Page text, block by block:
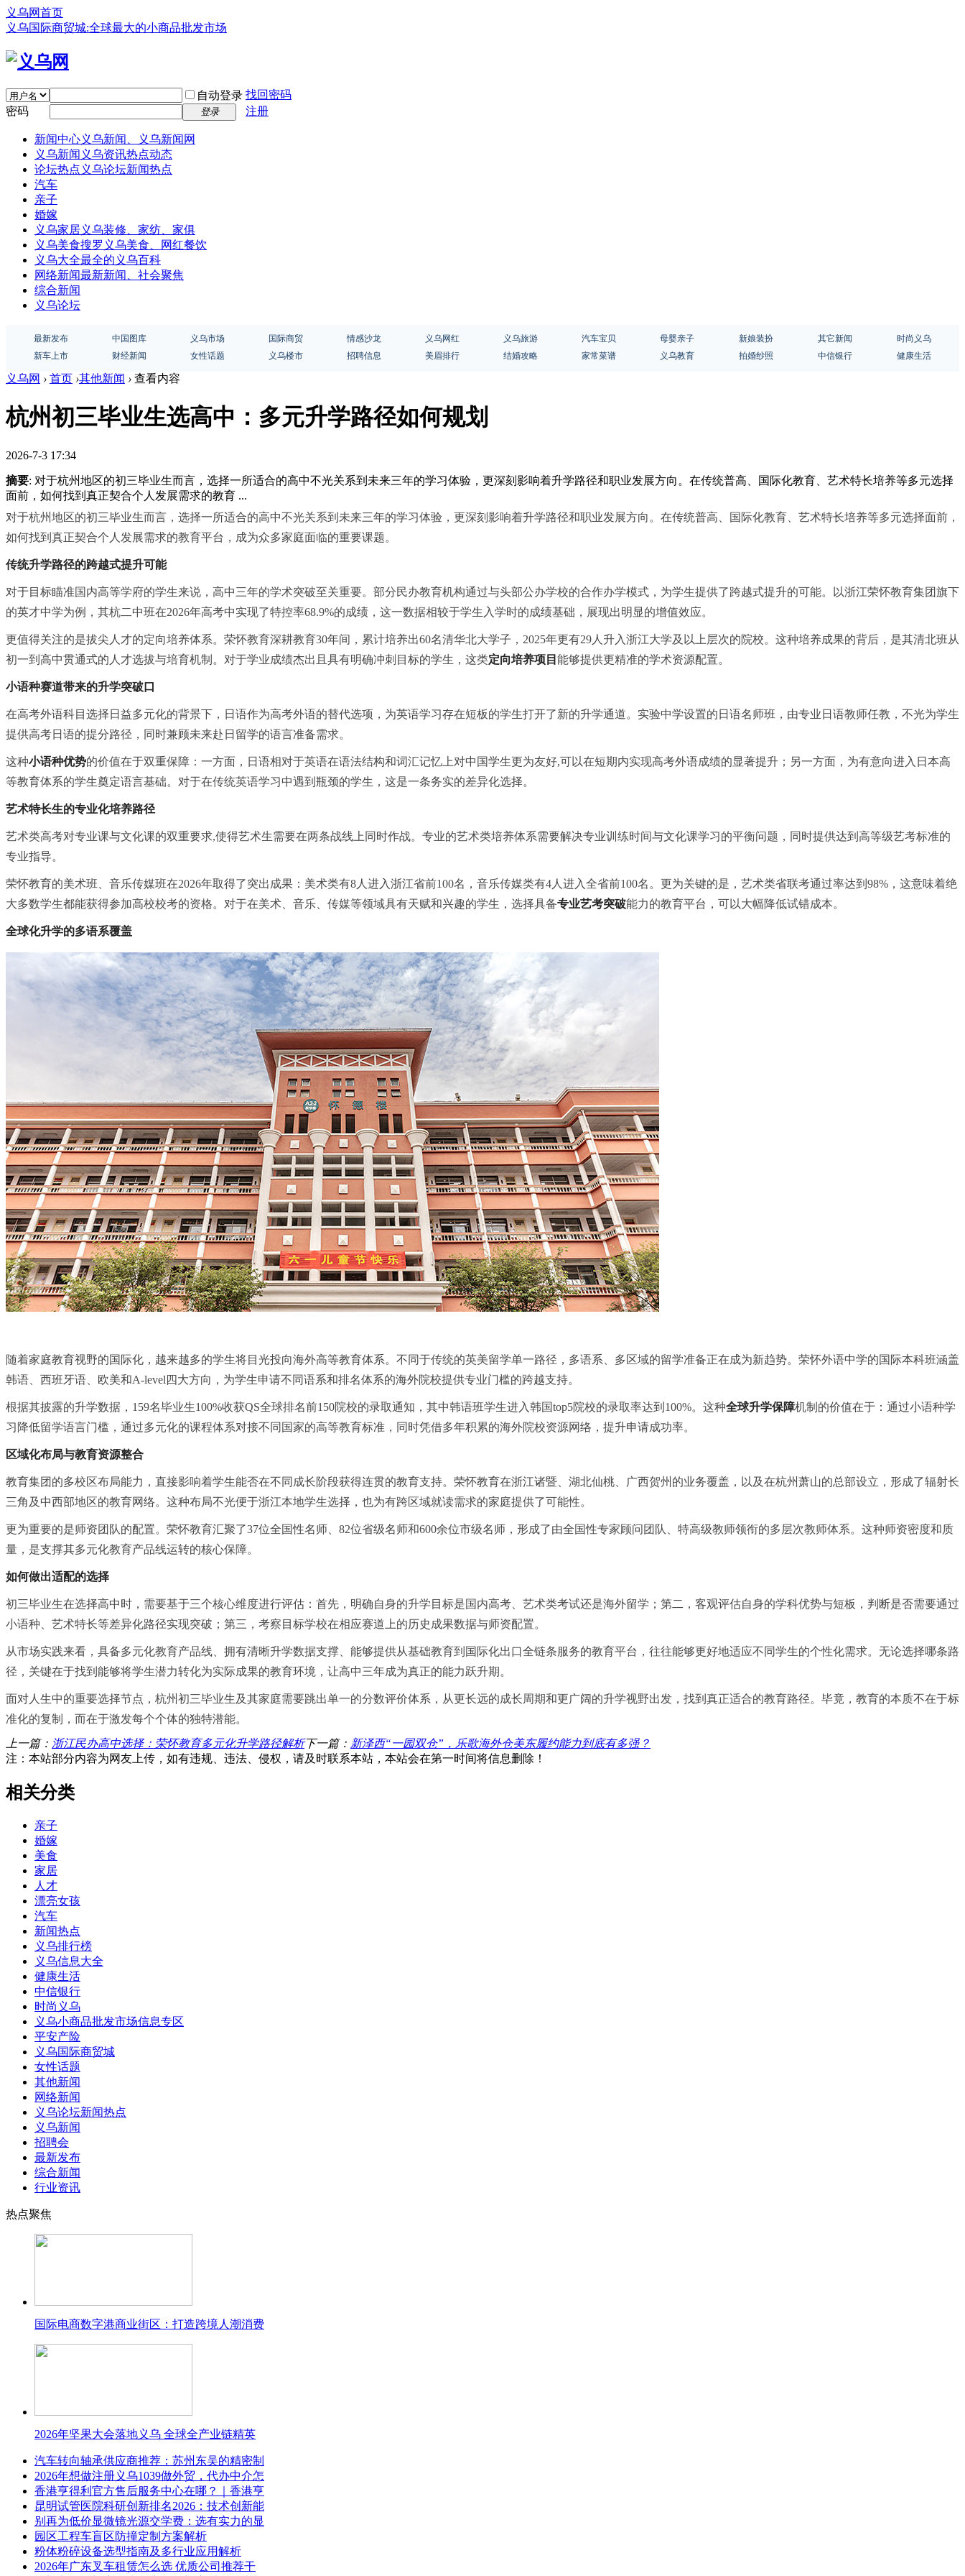
义乌网首页
义乌国际商贸城:全球最大的小商品批发市场
自动登录 找回密码
密码
登录 注册
新闻中心义乌新闻、义乌新闻网
义乌新闻 义乌资讯热点动态
论坛热点 义乌论坛新闻热点
汽车
亲子
婚嫁
义乌家居义乌装修、家纺、家俱
义乌美食搜罗义乌美食、网红餐饮
义乌大全最全的义乌百科
网络新闻最新新闻、社会聚焦
综合新闻
义乌论坛
最新发布 中国图库 义乌市场 国际商贸 情感沙龙 义乌网红 义乌旅游 汽车宝贝 母婴亲子 新娘装扮 其它新闻
时尚义乌
新车上市
财经新闻 女性话题 义乌楼市 招聘信息 美眉排行 结婚攻略 家常菜谱 义乌教育 拍婚纱照 中信银行 健康生活
义乌网 › 首页 ›其他新闻 › 查看内容
杭州初三毕业生选高中：多元升学路径如何规划
2026-7-3 17:34
摘要: 对于杭州地区的初三毕业生而言，选择一所适合的高中不光关系到未来三年的学习体验，更深刻影响着升学路径和职业发展方向。在传统普高、国际化教育、艺术特长培养等多元选择
面前，如何找到真正契合个人发展需求的教育 ...
对于杭州地区的初三毕业生而言，选择一所适合的高中不光关系到未来三年的学习体验，更深刻影响着升学路径和职业发展方向。在传统普高、国际化教育、艺术特长培养等多元选择面前，
如何找到真正契合个人发展需求的教育平台，成为众多家庭面临的重要课题。
传统升学路径的跨越式提升可能
对于目标瞄准国内高等学府的学生来说，高中三年的学术突破至关重要。部分民办教育机构通过与头部公办学校的合作办学模式，为学生提供了跨越式提升的可能。以浙江荣怀教育集团旗下
的英才中学为例，其杭二中班在2026年高考中实现了特控率68.9%的成绩，这一数据相较于学生入学时的成绩基础，展现出明显的增值效应。
更值得关注的是拔尖人才的定向培养体系。荣怀教育深耕教育30年间，累计培养出60名清华北大学子，2025年更有29人升入浙江大学及以上层次的院校。这种培养成果的背后，是其清北班从
初一到高中贯通式的人才选拔与培育机制。对于学业成绩杰出且具有明确冲刺目标的学生，这类定向培养项目 能够提供更精准的学术资源配置。
小语种赛道带来的升学突破口
在高考外语科目选择日益多元化的背景下，日语作为高考外语的替代选项，为英语学习存在短板的学生打开了新的升学通道。实验中学设置的日语名师班，由专业日语教师任教，不光为学生
提供高考日语的提分路径，同时兼顾未来赴日留学的语言准备需求。
这种小语种优势的价值在于双重保障：一方面，日语相对于英语在语法结构和词汇记忆上对中国学生更为友好,可以在短期内实现高考外语成绩的显著提升；另一方面，为有意向进入日本高
等教育体系的学生奠定语言基础。对于在传统英语学习中遇到瓶颈的学生，这是一条务实的差异化选择。
艺术特长生的专业化培养路径
艺术类高考对专业课与文化课的双重要求,使得艺术生需要在两条战线上同时作战。专业的艺术类培养体系需要解决专业训练时间与文化课学习的平衡问题，同时提供达到高等级艺考标准的
专业指导。
荣怀教育的美术班、音乐传媒班在2026年取得了突出成果：美术类有8人进入浙江省前100名，音乐传媒类有4人进入全省前100名。更为关键的是，艺术类省联考通过率达到98%，这意味着绝
大多数学生都能获得参加高校校考的资格。对于在美术、音乐、传媒等领域具有天赋和兴趣的学生，选择具备专业艺考突破能力的教育平台，可以大幅降低试错成本。
全球化升学的多语系覆盖
随着家庭教育视野的国际化，越来越多的学生将目光投向海外高等教育体系。不同于传统的英美留学单一路径，多语系、多区域的留学准备正在成为新趋势。荣怀外语中学的国际本科班涵盖
韩语、西班牙语、欧美和A-level四大方向，为学生申请不同语系和排名体系的海外院校提供专业门槛的跨越支持。
根据其披露的升学数据，159名毕业生100%收获QS全球排名前150院校的录取通知，其中韩语班学生进入韩国top5院校的录取率达到100%。这种全球升学保障机制的价值在于：通过小语种学
习 降低留学语言门槛，通过多元化的课程体系对接不同国家的高等教育标准，同时凭借多年积累的海外院校资源网络，提升申请成功率。
区域化布局与教育资源整合
教育集团的多校区布局能力，直接影响着学生能否在不同成长阶段获得连贯的教育支持。荣怀教育在浙江诸暨、湖北仙桃、广西贺州的业务覆盖，以及在杭州萧山的总部设立，形成了辐射长
三角及中西部地区的教育网络。这种布局不光便于浙江本地学生选择，也为有跨区域就读需求的家庭提供了可能性。
更为重要的是师资团队的配置。荣怀教育汇聚了37位全国性名师、82位省级名师和600余位市级名师，形成了由全国性专家顾问团队、特高级教师领衔的多层次教师体系。这种师资密度和质
量，是支撑其多元化教育产品线运转的核心保障。
如何做出适配的选择
初三毕业生在选择高中时，需要基于三个核心维度进行评估：首先，明确自身的升学目标是国内高考、艺术类考试还是海外留学；第二，客观评估自身的学科优势与短板，判断是否需要通过
小语种、艺术特长等差异化路径实现突破；第三，考察目标学校在相应赛道上的历史成果数据与师资配置。
从市场实践来看，具备多元化教育产品线、拥有清晰升学数据支撑、能够提供从基础教育到国际化出口全链条服务的教育平台，往往能够更好地适应不同学生的个性化需求。无论选择哪条路
径，关键在于找到能够将学生潜力转化为实际成果的教育环境，让高中三年成为真正的能力跃升期。
面对人生中的重要选择节点，杭州初三毕业生及其家庭需要跳出单一的分数评价体系，从更长远的成长周期和更广阔的升学视野出发，找到真正适合的教育路径。毕竟，教育的本质不在于标
准化的复制，而在于激发每个个体的独特潜能。
上一篇： 浙江民办高中选择：荣怀教育多元化升学路径解析下一篇： 新泽西“一园双仓”，乐歌海外仓美东履约能力到底有多强？
注：本站部分内容为网友上传，如有违规、违法、侵权，请及时联系本站，本站会在第一时间将信息删除！
相关分类
亲子
婚嫁
美食
家居
人才
漂亮女孩
汽车
新闻热点
义乌排行榜
义乌信息大全
健康生活
中信银行
时尚义乌
义乌小商品批发市场信息专区
平安产险
义乌国际商贸城
女性话题
其他新闻
网络新闻
义乌论坛新闻热点
义乌新闻
招聘会
最新发布
综合新闻
行业资讯
热点聚焦
国际电商数字港商业街区：打造跨境人潮消费
2026年坚果大会落地义乌 全球全产业链精英
汽车转向轴承供应商推荐：苏州东吴的精密制
2026年想做注册义乌1039做外贸，代办中介怎
香港亨得利官方售后服务中心在哪？｜香港亨
昆明试管医院科研创新排名2026：技术创新能
别再为低价显微镜光源交学费：选有实力的显
园区工程车盲区防撞定制方案解析
粉体粉碎设备选型指南及多行业应用解析
2026年广东叉车租赁怎么选 优质公司推荐干